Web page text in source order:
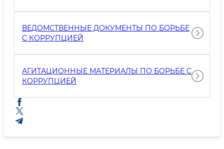
ВЕДОМСТВЕННЫЕ ДОКУМЕНТЫ ПО БОРЬБЕ
С КОРРУПЦИЕЙ
АГИТАЦИОННЫЕ МАТЕРИАЛЫ ПО БОРЬБЕ С
КОРРУПЦИЕЙ